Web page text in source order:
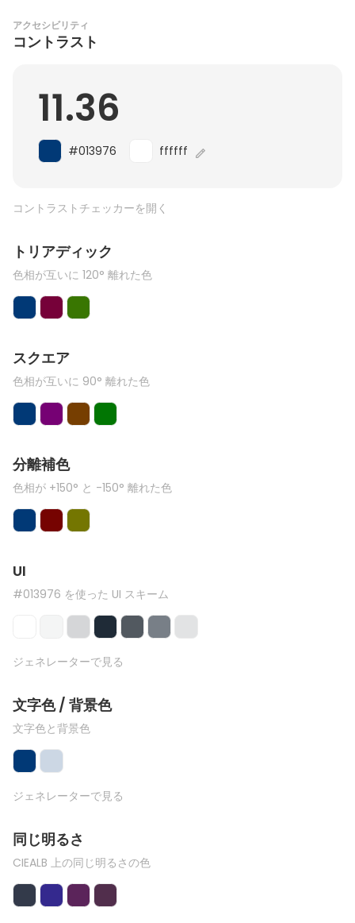
アクセシビリティ
コントラスト
11.36
#013976 ffffff
コントラストチェッカーを開く
トリアディック
色相が互いに 120° 離れた色
スクエア
色相が互いに 90° 離れた色
分離補色
色相が +150° と -150° 離れた色
UI
#013976 を使った UI スキーム
ジェネレーターで見る
文字色 / 背景色
文字色と背景色
ジェネレーターで見る
同じ明るさ
CIEALB 上の同じ明るさの色